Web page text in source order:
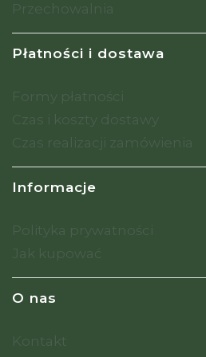
Przechowalnia
Płatności i dostawa
Formy płatności
Czas i koszty dostawy
Czas realizacji zamówienia
Informacje
Polityka prywatności
Jak kupować
O nas
Kontakt